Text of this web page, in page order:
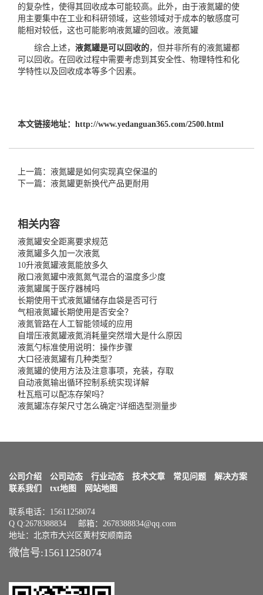
的复杂性，使得其回收成本可能较高。此外，由于液氮罐的使
用主要集中在工业和科研领域，这些领域对于成本的敏感度可
能相对较低，这也可能影响液氮罐的回收。 液氮罐
综合上述， 液氮罐是可以回收的，但并非所有的液氮罐都
可以回收。在回收过程中需要考虑到其安全性、物理特性和化
学特性以及回收成本等多个因素。
本文链接地址： http://www.yedanguan365.com/2500.html
上一篇：液氮罐是如何实现真空保温的
下一篇：液氮罐更新换代产品更耐用
相关内容
液氮罐安全距离要求规范
液氮罐多久加一次液氮
10升液氮罐液氮能放多久
敞口液氮罐中液氮氮气混合的温度多少度
液氮罐属于医疗器械吗
长期使用干式液氮罐储存血袋是否可行
气相液氮罐长期使用是否安全？
液氮管路在人工智能领域的应用
自增压液氮罐液氮消耗量突然增大是什么原因
液氮勺标准使用说明：操作步骤
大口径液氮罐有几种类型？
液氮罐的使用方法及注意事项，充装，存取
自动液氮输出循环控制系统实现详解
杜瓦瓶可以配冻存架吗？
液氮罐冻存架尺寸怎么确定?详细选型测量步
公司介绍 公司动态 行业动态 技术文章 常见问题
解决方案
联系我们
txt地图 网站地图
联系电话：15611258074
Q Q:2678388834 邮箱：2678388834@qq.com
地址：北京市大兴区黄村安顺南路
微信号:15611258074